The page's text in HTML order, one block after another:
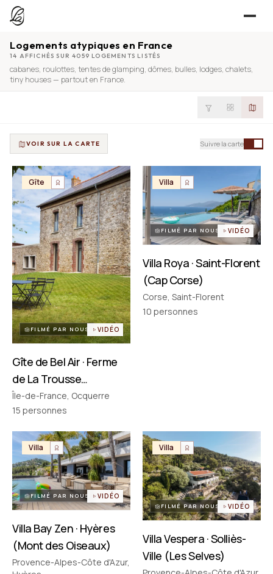
JE CHERCHE
TROUVER UN LIEU
Séjours, tournages, événements — l’annuaire
PROPOSER MON LIEU
Annuaire + reportage photo-vidéo, 0 % commission
Déjà référencé ?Espace pro
Offre conciergeries
Offre agences immobilières
EXPLORER
JOURNAL
Lieux, idées et art de vivre
OUTILS GRATUITS
Simulateurs & scrapers — aucun compte
PARTENAIRES
Réseau choisi un par un
UNE QUESTION ?
Logements atypiques en France
14 AFFICHÉS SUR 4059 LOGEMENTS LISTÉS
cabanes, roulottes, tentes de glamping, dômes, bulles, lodges, chalets,
tiny houses— partout en France.
VOIR SUR LA CARTE Suivre la carte
Gîte
FILMÉ PAR NOUS VIDÉO
Gîte de Bel Air · Ferme
de La Trousse
(Ocquerre)
Île-de-France, Ocquerre
15 personnes
Villa
FILMÉ PAR NOUS VIDÉO
Villa Roya · Saint-Florent
(Cap Corse)
Corse, Saint-Florent
10 personnes
Villa
FILMÉ PAR NOUS VIDÉO
Villa Bay Zen · Hyères
(Mont des Oiseaux)
Provence-Alpes-Côte d'Azur,
Villa
FILMÉ PAR NOUS VIDÉO
Villa Vespera · Solliès-
Ville (Les Selves)